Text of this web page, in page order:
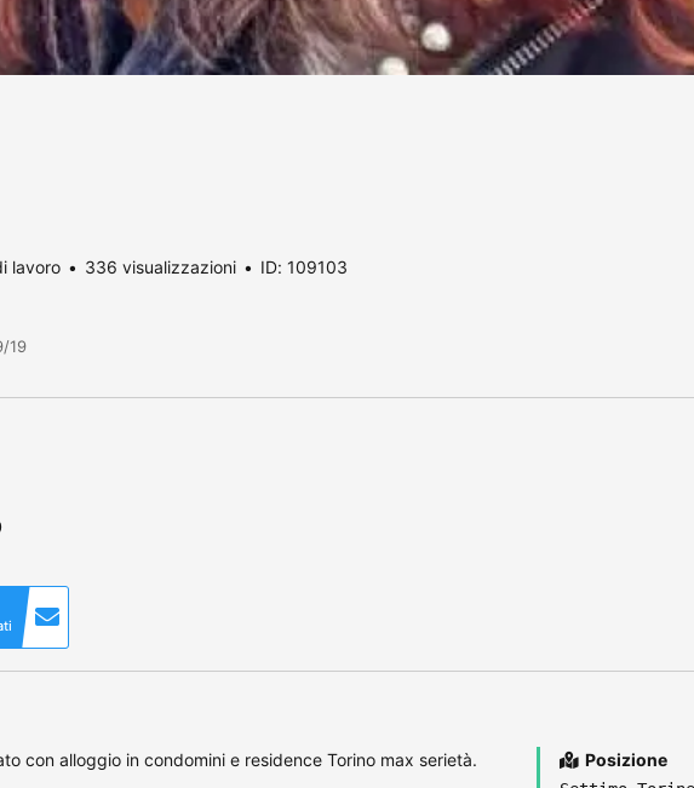
lavoro 336 visualizzazioni ID: 109103
19
con alloggio in condomini e residence Torino max serietà. Posizione